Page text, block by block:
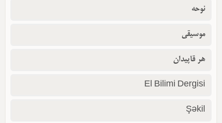
نوحه
موسیقی
هر قاپیدان
El Bilimi Dergisi
Şəkil